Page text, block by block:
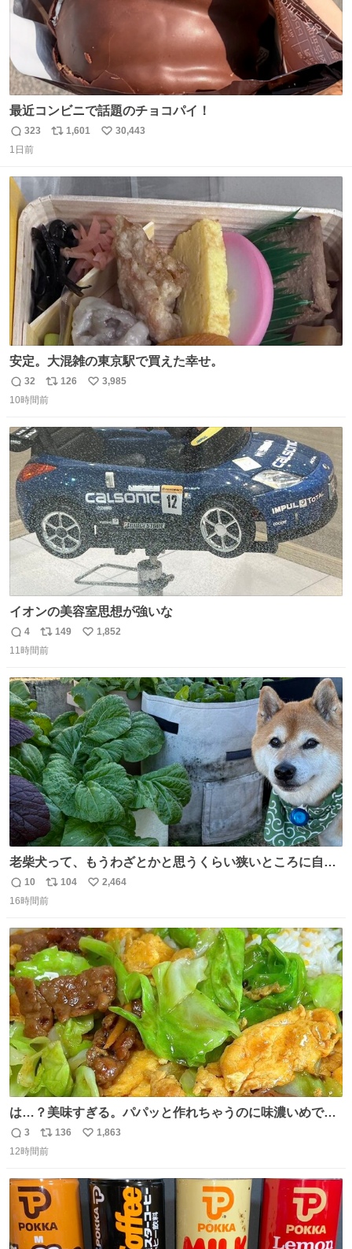
最近コンビニで話題のチョコパイ！
返
信
323
リ
ト
数
1,601
い
30,443
1日前
安定。大混雑の東京駅で買えた幸せ。
返
信
32
リ
ポ
ト
数
126
い
数
3,985
10時間前
イオンの美容室思想が強いな
返
信
4
リ
ポ
ト
数
149
い
数
1,852
11時間前
老柴犬って、もうわざとかと思うくらい狭いところに自ら
はまりにいくじゃないですか？ 今朝ガーデニングしてる飼
い主の間にはまってきて、最高に可愛かった♥️
返
信
10
リ
ポ
ト
数
104
い
数
2,464
16時間前
は…？美味すぎる。パパッと作れちゃうのに味濃いめで満
足感エグいの天才だろ🥹
返
信
3
リ
ポ
ト
数
136
い
数
1,863
12時間前